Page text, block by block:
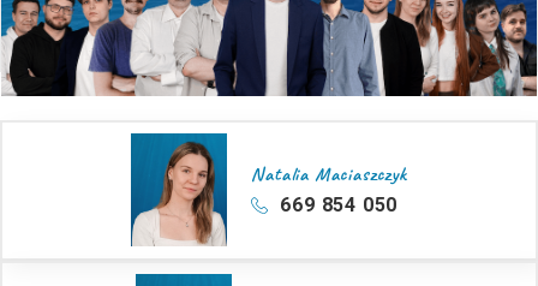
Natalia Maciaszczyk
669 854 050